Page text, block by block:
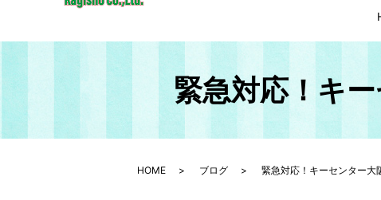
緊急対応！キ
HOME ブログ 緊急対応！キーセンター大